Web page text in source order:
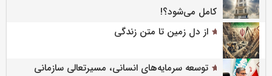
کامل می‌شود؟!
از دل زمین تا متن زندگی
توسعه سرمایه‌های انسانی، مسیرتعالی سازمانی